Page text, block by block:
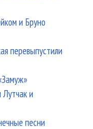
и Бруно
перевыпустили
Лутчак и
песни